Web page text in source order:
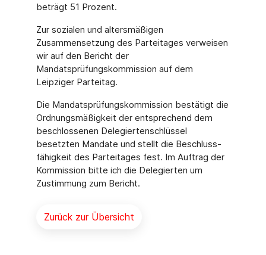
beträgt 51 Prozent.
Zur sozialen und altersmäßigen
Zusammensetzung des Parteitages verweisen
wir auf den Bericht der
Mandatsprüfungskommission auf dem
Leipziger Parteitag.
Die Mandatsprüfungskommission bestätigt die
Ordnungsmäßigkeit der entsprechend dem
beschlossenen Delegiertenschlüssel
besetzten Mandate und stellt die Beschluss­
fähigkeit des Parteitages fest. Im Auftrag der
Kommission bitte ich die Delegierten um
Zustimmung zum Bericht.
Zurück zur Übersicht